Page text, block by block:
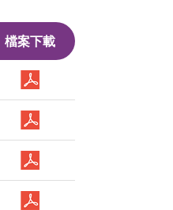
檔案下載